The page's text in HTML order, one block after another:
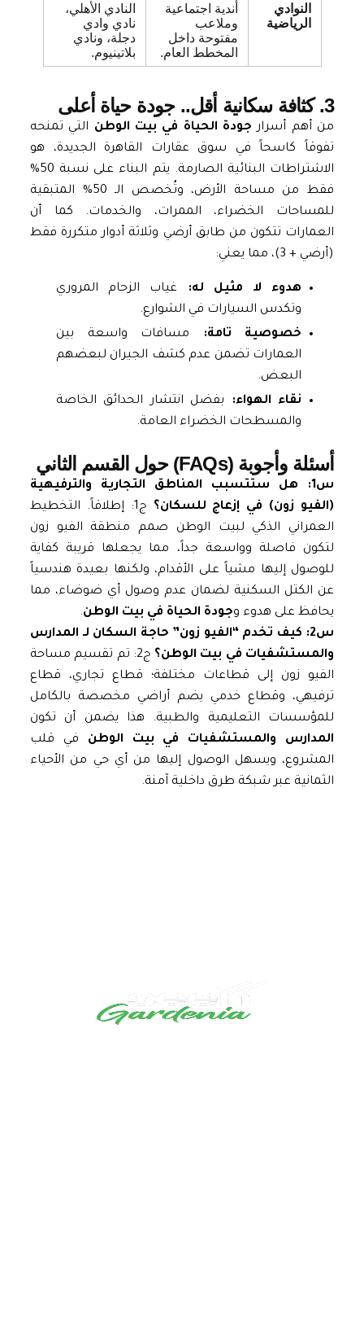
النوادي
الرياضية
أندية اجتماعية
وملاعب
مفتوحة داخل
المخطط العام.
النادي الأهلي،
نادي وادي
دجلة، ونادي
بلاتينيوم.
من أهم أسرارجودة الحياة في بيت الوطنالتي تمنحه
تفوقاً كاسحاً في سوق عقارات القاهرة الجديدة، هو
الاشتراطات البنائية الصارمة. يتم البناء على نسبة 50%
فقط من مساحة الأرض، وتُخصص الـ 50% المتبقية
للمساحات الخضراء، الممرات، والخدمات. كما أن
العمارات تتكون من طابق أرضي وثلاثة أدوار متكررة فقط
(أرضي + 3)، مما يعني:
هدوء لا مثيل له: غياب الزحام المروري
وتكدس السيارات في الشوارع.
خصوصية تامة:مسافات واسعة بين
العمارات تضمن عدم كشف الجيران لبعضهم
البعض.
نقاء الهواء:بفضل انتشار الحدائق الخاصة
والمسطحات الخضراء العامة.
أسئلة وأجوبة (FAQs) حول القسم الثاني
س1: هل ستتسبب المناطق التجارية والترفيهية
(الفيو زون) في إزعاج للسكان؟
ج1: إطلاقاً. التخطيط
العمراني الذكي لبيت الوطن صمم منطقة الفيو زون
لتكون فاصلة وواسعة جداً، مما يجعلها قريبة كفاية
للوصول إليها مشياً على الأقدام، ولكنها بعيدة هندسياً
عن الكتل السكنية لضمان عدم وصول أي ضوضاء، مما
يحافظ على هدوء وجودة الحياة في بيت الوطن.
س2: كيف تخدم “الفيو زون” حاجة السكان لـ المدارس
والمستشفيات في بيت الوطن؟
ج2: تم تقسيم مساحة
الفيو زون إلى قطاعات مختلفة؛ قطاع تجاري، قطاع
ترفيهي، وقطاع خدمي يضم أراضي مخصصة بالكامل
للمؤسسات التعليمية والطبية. هذا يضمن أن تكون
المدارس والمستشفيات في بيت الوطنفي قلب
المشروع، ويسهل الوصول إليها من أي حي من الأحياء
الثمانية عبر شبكة طرق داخلية آمنة.